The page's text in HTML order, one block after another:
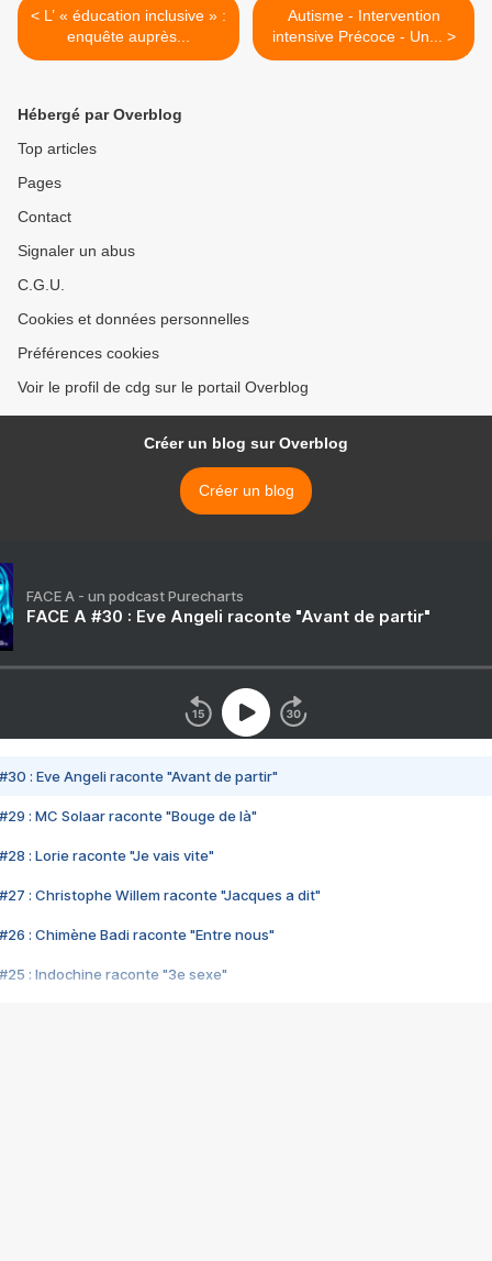
< L’ « éducation inclusive » :
enquête auprès...
Autisme - Intervention
intensive Précoce - Un... >
Hébergé par Overblog
Top articles
Pages
Contact
Signaler un abus
C.G.U.
Cookies et données personnelles
Préférences cookies
Voir le profil de cdg sur le portail Overblog
Créer un blog sur Overblog
Créer un blog
FACE A - un podcast Purecharts
FACE A #30 : Eve Angeli raconte "Avant de partir"
#30 : Eve Angeli raconte "Avant de partir"
#29 : MC Solaar raconte "Bouge de là"
#28 : Lorie raconte "Je vais vite"
#27 : Christophe Willem raconte "Jacques a dit"
#26 : Chimène Badi raconte "Entre nous"
#25 : Indochine raconte "3e sexe"